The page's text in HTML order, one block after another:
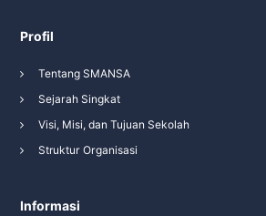
Profil
Tentang SMANSA
Sejarah Singkat
Visi, Misi, dan Tujuan Sekolah
Struktur Organisasi
Informasi